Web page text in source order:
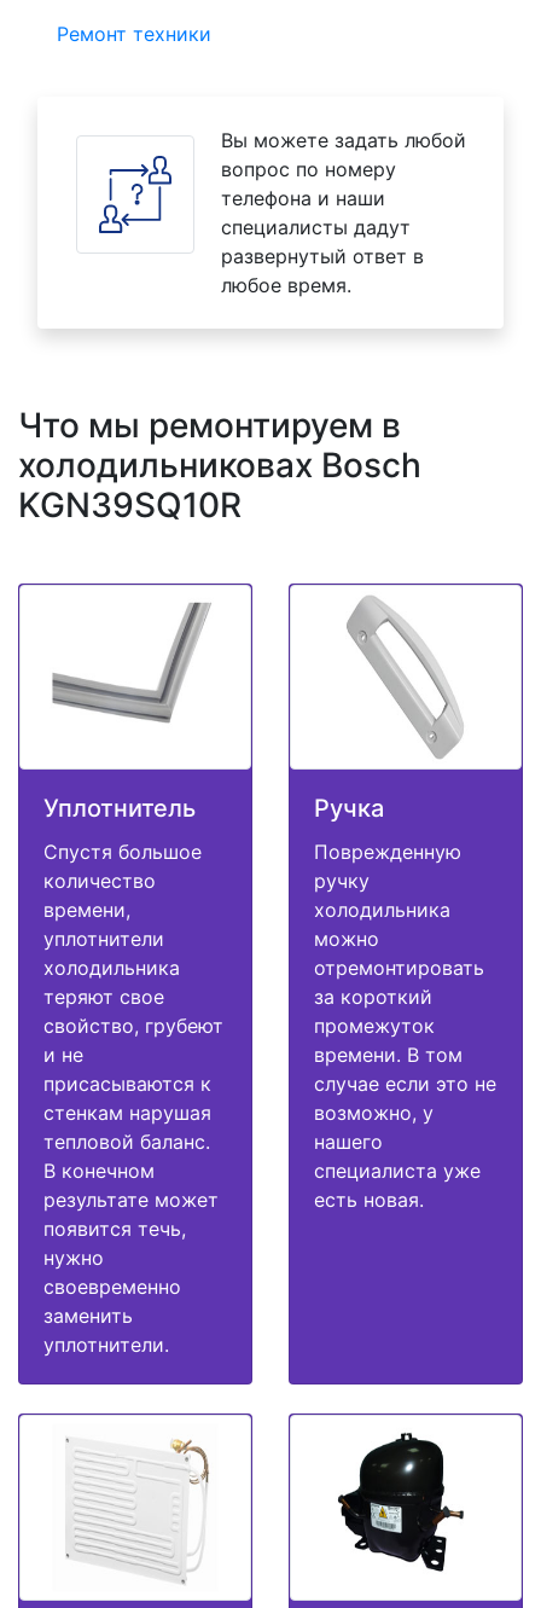
Ремонт техники
Вы можете задать любой
вопрос по номеру
телефона и наши
специалисты дадут
развернутый ответ в
любое время.
Что мы ремонтируем в
холодильниковах Bosch
KGN39SQ10R
Уплотнитель
Спустя большое
количество
времени,
уплотнители
холодильника
теряют свое
свойство, грубеют
и не
присасываются к
стенкам нарушая
тепловой баланс.
В конечном
результате может
появится течь,
нужно
своевременно
заменить
уплотнители.
Ручка
Поврежденную
ручку
холодильника
можно
отремонтировать
за короткий
промежуток
времени. В том
случае если это не
возможно, у
нашего
специалиста уже
есть новая.